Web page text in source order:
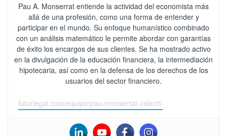
Pau A. Monserrat entiende la actividad del economista más
allá de una profesión, como una forma de entender y
participar en el mundo. Su enfoque humanístico combinado
con un análisis matemático le permite abordar con garantías
de éxito los encargos de sus clientes. Se ha mostrado activo
en la divulgación de la educación financiera, la intermediación
hipotecaria, así como en la defensa de los derechos de los
usuarios del sector financiero.
futurlegal.com/equipo/pau-monserrat-valenti/